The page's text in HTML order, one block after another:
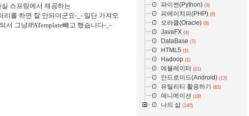
스프링에서 제공하는
리를 하면 잘 안되더군요-_- 일단 가져오
서 그냥JPATemplate빼고 했습니다-_-
파이썬(Python) (3)
피에이치피(PHP) (6)
오라클(Oracle) (8)
JavaFX (4)
DataBase (7)
HTML5 (1)
Hadoop (1)
에뮬레이터 (21)
안드로이드(Android) (13)
유틸리티 활용하기 (82)
애니메이션 (18)
나의 삶 (140)